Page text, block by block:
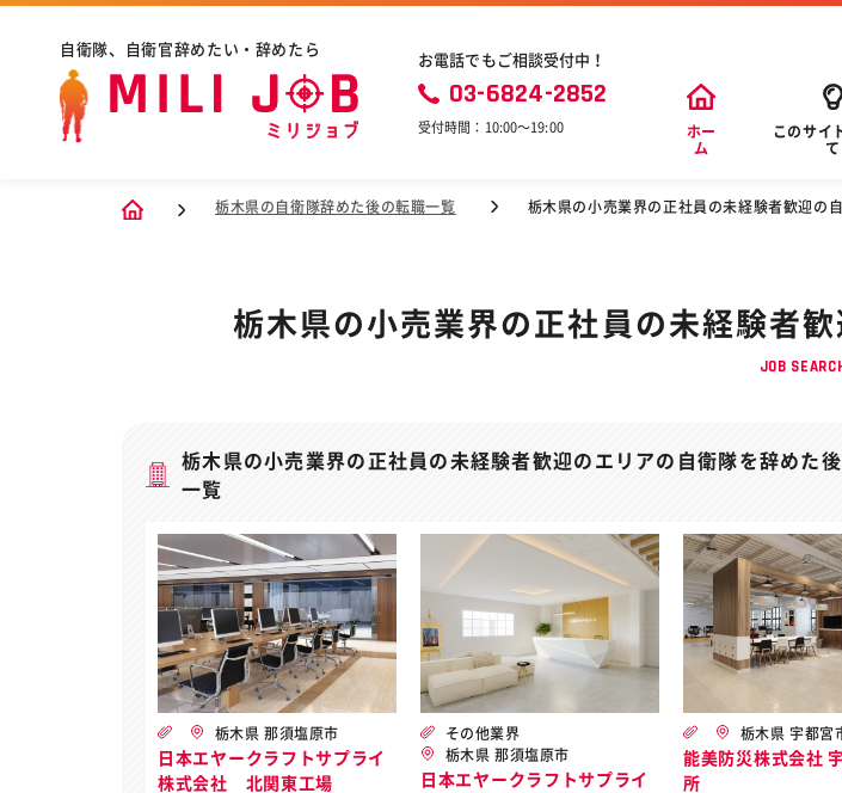
自衛隊、自衛官辞めたい・辞めたら
お電話でもご相談受付中！
03-6824-2852
受付時間：10:00〜19:00
ホー
ム
このサイ
て
栃木県の自衛隊辞めた後の転職一覧 栃木県の小売業界の正社員の未経験者歓迎の
栃木県の小売業界の正社員の未経験者
JOB
栃木県の小売業界の正社員の未経験者歓迎のエリアの自衛隊を辞めた
一覧
栃木県 那須塩原市
日本エヤークラフトサプライ
株式会社 北関東工場
その他業界
栃木県 那須塩原市
日本エヤークラフトサプライ
栃木県 宇都宮
能美防災株式会社
所